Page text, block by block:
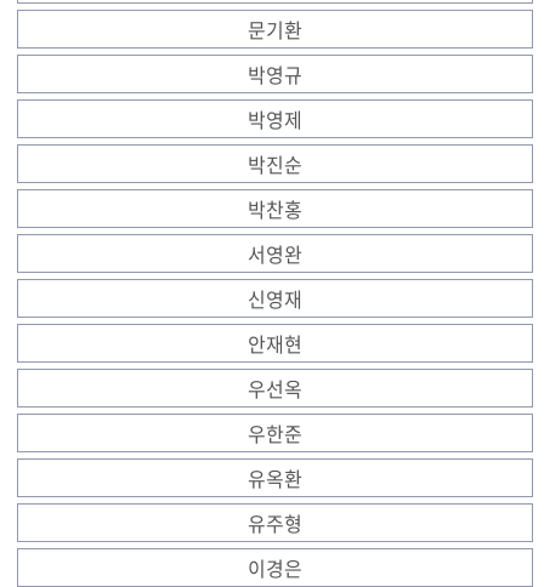
문기환
박영규
박영제
박진순
박찬홍
서영완
신영재
안재현
우선옥
우한준
유옥환
유주형
이경은